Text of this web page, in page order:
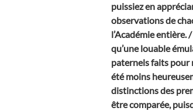
puissiez en
observations de
l’Académie entière.
qu’une louable
paternels faits pour
été moins
distinctions des
être comparée,